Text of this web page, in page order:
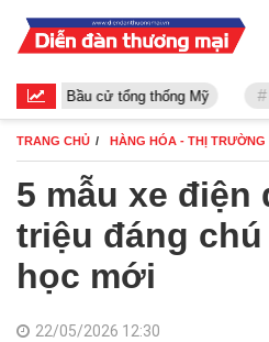
Bầu cử tổng thống Mỹ
TRANG CHỦ HÀNG HÓA - THỊ TRƯỜNG
5 mẫu xe điện
triệu đáng
học mới
22/05/2026 12:30